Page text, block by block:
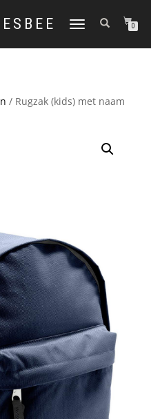
TOGGLE
0
/ Rugzak (kids) met naam